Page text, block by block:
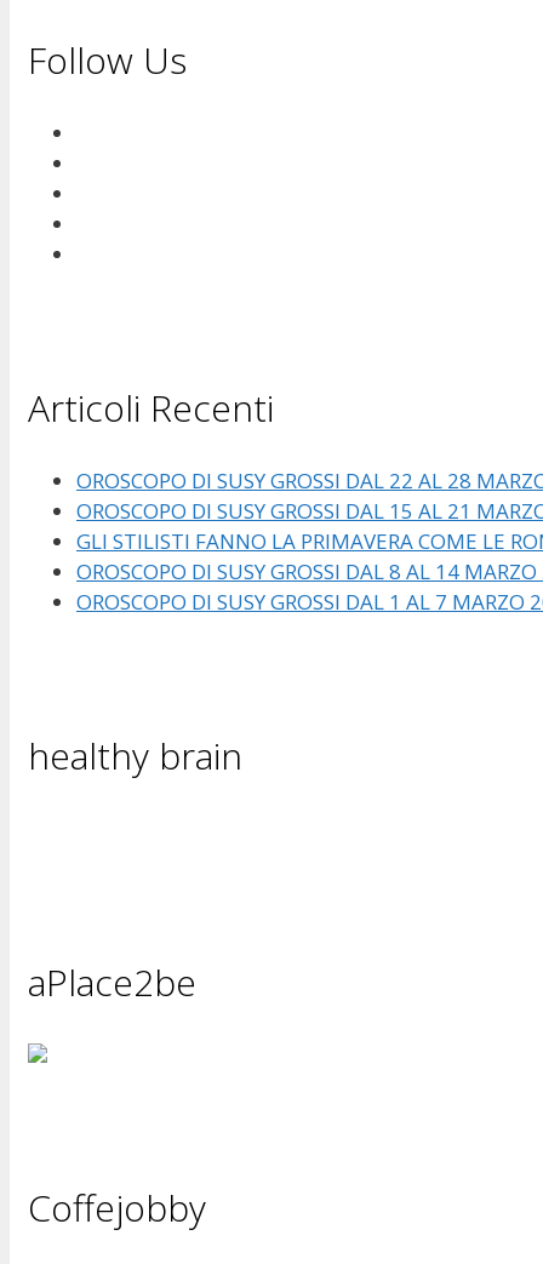
Follow Us
Articoli Recenti
OROSCOPO DI SUSY GROSSI DAL 22 AL 28
OROSCOPO DI SUSY GROSSI DAL 15 AL 21
GLI STILISTI FANNO LA PRIMAVERA COME LE
OROSCOPO DI SUSY GROSSI DAL 8 AL 14
OROSCOPO DI SUSY GROSSI DAL 1 AL 7 MARZO
healthy brain
aPlace2be
Coffejobby